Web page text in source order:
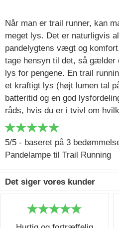
Når man er trail runner, kan
meget lys. Det er naturligvis
pandelygtens vægt og
tage hensyn til det, så gælder
lys for pengene. En trail
et kraftigt lys (højt lumen tal
batteritid og en god
råds, hvis du er i tvivl om
5/5 - baseret på 3
Pandelampe til Trail Running
Det siger vores kunder